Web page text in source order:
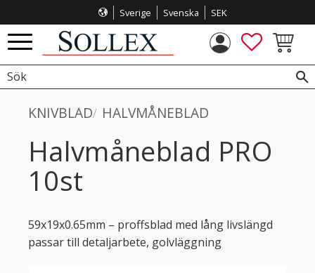
Meny
Sverige Svenska SEK
FAVORITER
KNIVBLAD HALVMÅNEBLAD
Halvmåneblad PRO
10st
59x19x0.65mm – proffsblad med lång livslängd
passar till detaljarbete, golvläggning